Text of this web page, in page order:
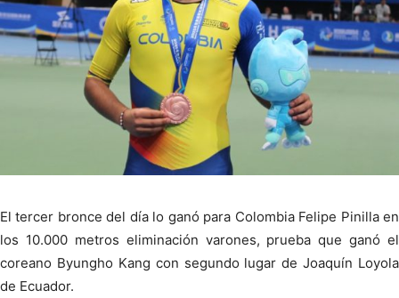
El tercer bronce del día lo ganó para Colombia Felipe Pinilla en
los 10.000 metros eliminación varones, prueba que ganó el
coreano Byungho Kang con segundo lugar de Joaquín Loyola
de Ecuador.